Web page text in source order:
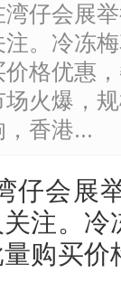
仔会展
。冷冻
格优惠
火爆，
香港...
仔会展
注。
购买